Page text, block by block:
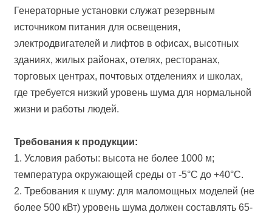
Генераторные установки служат резервным
источником питания для освещения,
электродвигателей и лифтов в офисах, высотных
зданиях, жилых районах, отелях, ресторанах,
торговых центрах, почтовых отделениях и школах,
где требуется низкий уровень шума для нормальной
жизни и работы людей.
Требования к продукции:
1. Условия работы: высота не более 1000 м;
температура окружающей среды от -5°C до +40°C.
2. Требования к шуму: для маломощных моделей (не
более 500 кВт) уровень шума должен составлять 65-